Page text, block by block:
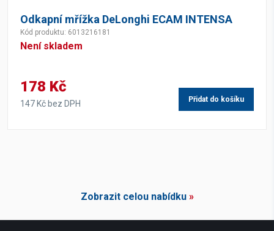
Odkapní mřížka DeLonghi ECAM INTENSA
Kód produktu: 6013216181
Není skladem
178 Kč
147 Kč bez DPH Přidat do košíku
Zobrazit celou nabídku»